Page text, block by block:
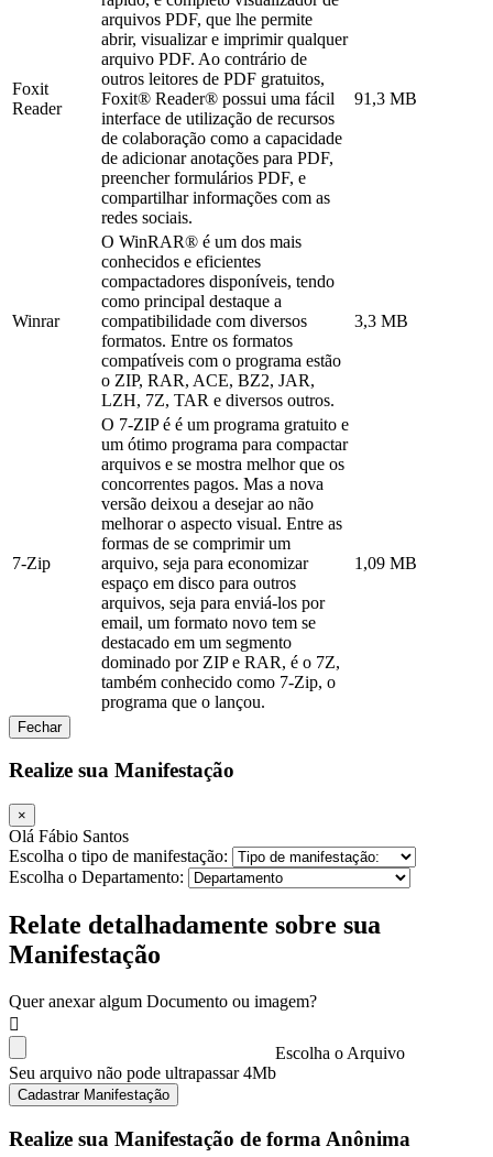
Foxit
Reader
arquivos PDF, que lhe permite
abrir, visualizar e imprimir qualquer
arquivo PDF. Ao contrário de
outros leitores de PDF gratuitos,
Foxit® Reader® possui uma fácil
interface de utilização de recursos
de colaboração como a capacidade
de adicionar anotações para PDF,
preencher formulários PDF, e
compartilhar informações com as
redes sociais.
91,3 MB
Winrar
O WinRAR® é um dos mais
conhecidos e eficientes
compactadores disponíveis, tendo
como principal destaque a
compatibilidade com diversos
formatos. Entre os formatos
compatíveis com o programa estão
o ZIP, RAR, ACE, BZ2, JAR,
LZH, 7Z, TAR e diversos outros.
3,3 MB
7-Zip
O 7-ZIP é é um programa gratuito e
um ótimo programa para compactar
arquivos e se mostra melhor que os
concorrentes pagos. Mas a nova
versão deixou a desejar ao não
melhorar o aspecto visual. Entre as
formas de se comprimir um
arquivo, seja para economizar
espaço em disco para outros
arquivos, seja para enviá-los por
email, um formato novo tem se
destacado em um segmento
dominado por ZIP e RAR, é o 7Z,
também conhecido como 7-Zip, o
programa que o lançou.
1,09 MB
Fechar
Realize sua Manifestação
×
Olá Fábio Santos
Escolha o tipo de manifestação:
Escolha o Departamento:
Relate detalhadamente sobre sua
Manifestação
Quer anexar algum Documento ou imagem?
Escolha o Arquivo
Seu arquivo não pode ultrapassar 4Mb
Cadastrar Manifestação
Realize sua Manifestação de forma Anônima